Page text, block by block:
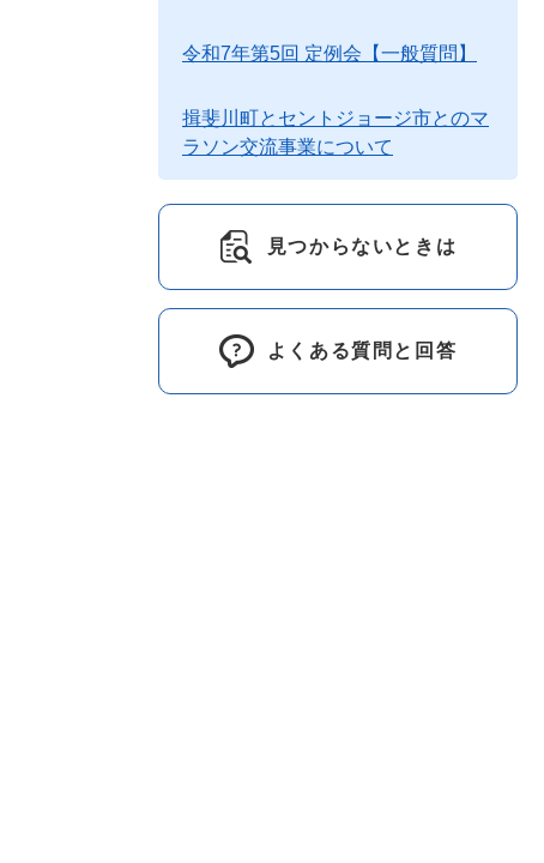
令和7年第5回 定例会【一般質問】
揖斐川町とセントジョージ市とのマ
ラソン交流事業について
見つからないときは
よくある質問と回答